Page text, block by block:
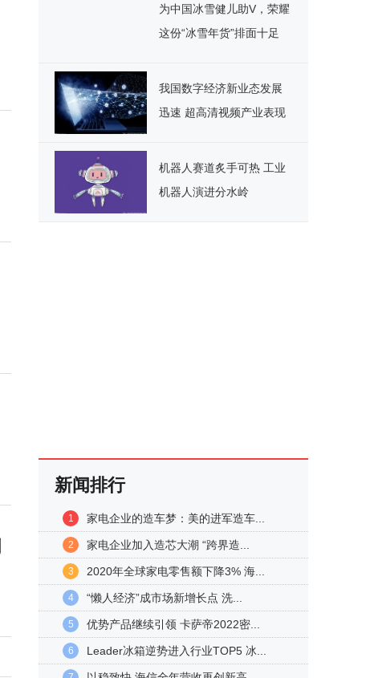
为中国冰雪健儿助V，荣耀
这份“冰雪年货”排面十足
我国数字经济新业态发展
迅速 超高清视频产业表现
机器人赛道炙手可热 工业
机器人演进分水岭
新闻排行
1 家电企业的造车梦：美的进军造车...
2 家电企业加入造芯大潮 “跨界造...
3 2020年全球家电零售额下降3% 海...
4 “懒人经济”成市场新增长点 洗...
5 优势产品继续引领 卡萨帝2022密...
6 Leader冰箱逆势进入行业TOP5 冰...